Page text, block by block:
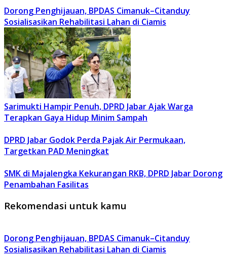
Dorong Penghijauan, BPDAS Cimanuk–Citanduy
Sosialisasikan Rehabilitasi Lahan di Ciamis
Sarimukti Hampir Penuh, DPRD Jabar Ajak Warga
Terapkan Gaya Hidup Minim Sampah
DPRD Jabar Godok Perda Pajak Air Permukaan,
Targetkan PAD Meningkat
SMK di Majalengka Kekurangan RKB, DPRD Jabar Dorong
Penambahan Fasilitas
Rekomendasi untuk kamu
Dorong Penghijauan, BPDAS Cimanuk–Citanduy
Sosialisasikan Rehabilitasi Lahan di Ciamis